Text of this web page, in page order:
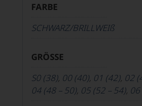
FARBE
SCHWARZ/BRILLWEIß
GRÖSSE
S0 (38), 00 (40), 01 (42), 02
04 (48 – 50), 05 (52 – 54),